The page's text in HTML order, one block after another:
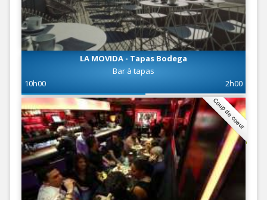
LA MOVIDA - Tapas Bodega
Bar à tapas
10h00
2h00
Coup de coeur